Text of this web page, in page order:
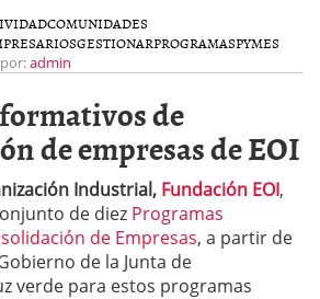
COMUNIDADES
GESTIONARPROGRAMASPYMES
admin
de
de empresas de EOI
Industrial, Fundación EOI,
de diez Programas
de Empresas, a partir de
de la Junta de
verde para estos programas